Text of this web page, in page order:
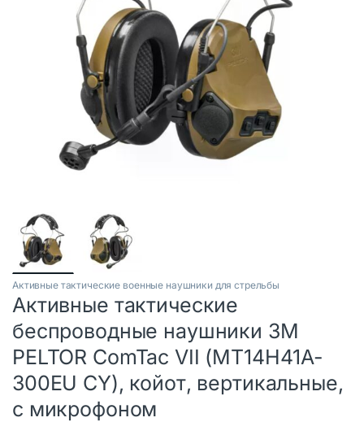
Активные тактические военные наушники для стрельбы
Активные тактические
беспроводные наушники 3M
PELTOR ComTac VII (MT14H41A-
300EU CY), койот, вертикальные,
с микрофоном